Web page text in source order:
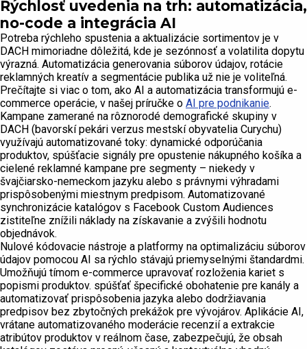
Rýchlosť uvedenia na trh: automatizácia,
no-code a integrácia AI
Potreba rýchleho spustenia a aktualizácie sortimentov je v
DACH mimoriadne dôležitá, kde je sezónnosť a volatilita dopytu
výrazná. Automatizácia generovania súborov údajov, rotácie
reklamných kreatív a segmentácie publika už nie je voliteľná.
Prečítajte si viac o tom, ako AI a automatizácia transformujú e-
commerce operácie, v našej príručke o AI pre podnikanie.
Kampane zamerané na rôznorodé demografické skupiny v
DACH (bavorskí pekári verzus mestskí obyvatelia Curychu)
využívajú automatizované toky: dynamické odporúčania
produktov, spúšťacie signály pre opustenie nákupného košíka a
cielené reklamné kampane pre segmenty – niekedy v
švajčiarsko-nemeckom jazyku alebo s právnymi výhradami
prispôsobenými miestnym predpisom. Automatizované
synchronizácie katalógov s Facebook Custom Audiences
zistiteľne znížili náklady na získavanie a zvýšili hodnotu
objednávok.
Nulové kódovacie nástroje a platformy na optimalizáciu súborov
údajov pomocou AI sa rýchlo stávajú priemyselnými štandardmi.
Umožňujú tímom e-commerce upravovať rozloženia kariet s
popismi produktov. spúšťať špecifické obohatenie pre kanály a
automatizovať prispôsobenia jazyka alebo dodržiavania
predpisov bez zbytočných prekážok pre vývojárov. Aplikácie AI,
vrátane automatizovaného moderácie recenzií a extrakcie
atribútov produktov v reálnom čase, zabezpečujú, že obsah